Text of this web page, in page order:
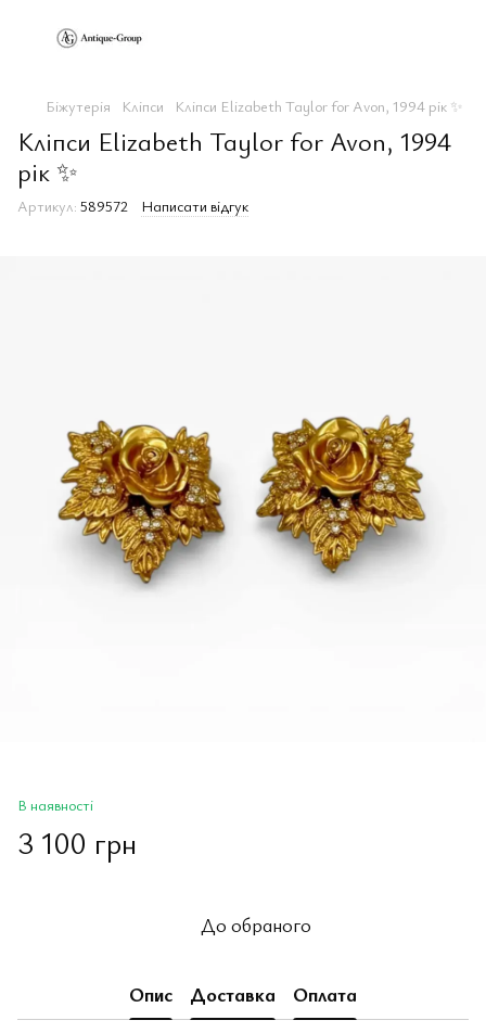
Біжутерія Клiпси Кліпси Elizabeth Taylor for Avon, 1994 рік ✨
Кліпси Elizabeth Taylor for Avon, 1994
рік ✨
Артикул: 589572 Написати відгук
В наявності
3 100 грн
До обраного
Опис Доставка Оплата